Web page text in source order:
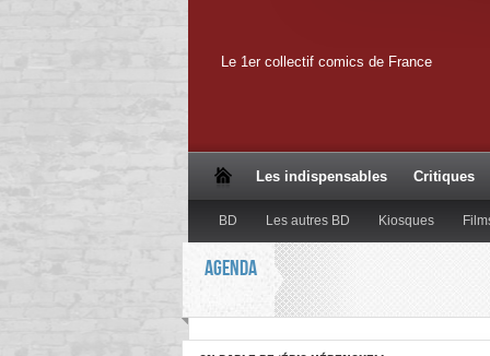
Le 1er collectif comics de France
Les indispensables Critiques
BD Les autres BD Kiosques
AGENDA